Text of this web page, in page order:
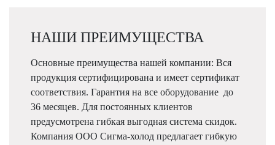
НАШИ ПРЕИМУЩЕСТВА
Основные преимущества нашей компании: Вся
продукция сертифицирована и имеет сертификат
соответствия. Гарантия на все оборудование до
36 месяцев. Для постоянных клиентов
предусмотрена гибкая выгодная система скидок.
Компания ООО Сигма-холод предлагает гибкую